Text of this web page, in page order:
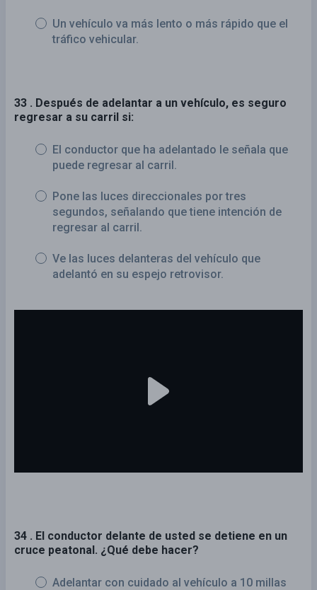
Un vehículo va más lento o más rápido que el
tráfico vehicular.
33 . Después de adelantar a un vehículo, es seguro
regresar a su carril si:
El conductor que ha adelantado le señala que
puede regresar al carril.
Pone las luces direccionales por tres
segundos, señalando que tiene intención de
regresar al carril.
Ve las luces delanteras del vehículo que
adelantó en su espejo retrovisor.
34 . El conductor delante de usted se detiene en un
cruce peatonal. ¿Qué debe hacer?
Adelantar con cuidado al vehículo a 10 millas